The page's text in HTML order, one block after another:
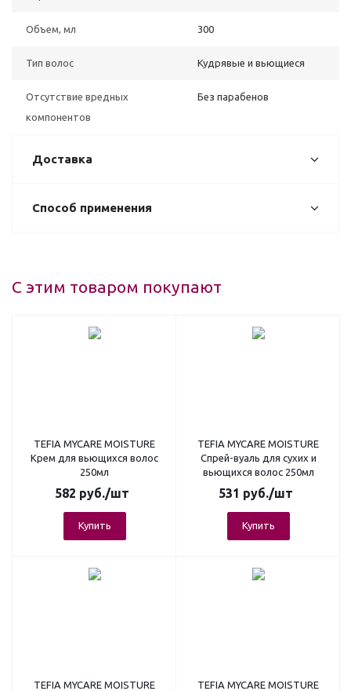
Объем, мл 300
Тип волос Кудрявые и вьющиеся
Отсутствие вредных
компонентов
Без парабенов
Доставка
Способ применения
С этим товаром покупают
TEFIA MYCARE MOISTURE
Крем для вьющихся волос
250мл
582 руб./шт
Купить
TEFIA MYCARE MOISTURE
Спрей-вуаль для сухих и
вьющихся волос 250мл
531 руб./шт
Купить
TEFIA MYCARE MOISTURE
TEFIA MYCARE MOISTURE